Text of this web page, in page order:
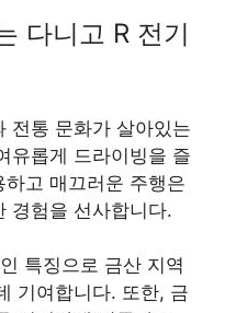
다니고 R 전기
전통 문화가 살아있는
유롭게 드라이빙을 즐
고 매끄러운 주행은
경험을 선사합니다.
특징으로 금산 지역
기여합니다. 또한, 금